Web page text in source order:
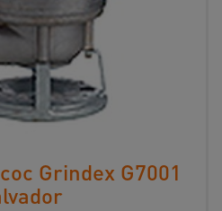
Grindex G7001